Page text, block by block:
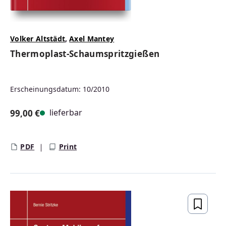
Volker Altstädt,Axel Mantey
Thermoplast-Schaumspritzgießen
Erscheinungsdatum: 10/2010
99,00 € lieferbar
PDF Print